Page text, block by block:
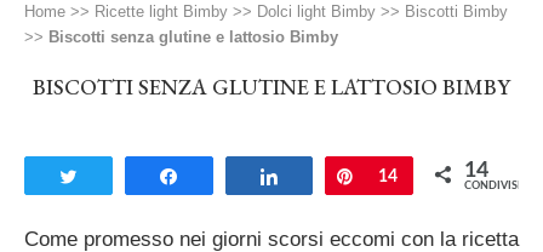
Home >> Ricette light Bimby >> Dolci light Bimby >> Biscotti Bimby
>> Biscotti senza glutine e lattosio Bimby
BISCOTTI SENZA GLUTINE E LATTOSIO BIMBY
Pin
14 14
CONDIVISIONI
Come promesso nei giorni scorsi eccomi con la ricetta